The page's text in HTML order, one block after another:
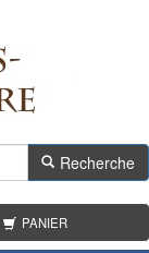
Recherche
PANIER